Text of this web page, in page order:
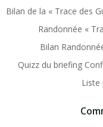
Bilan de la « Trace des
Randonnée «
Bilan
Quizz du briefing
Liste